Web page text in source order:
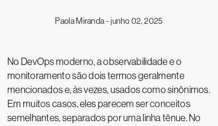
Paola Miranda - junho 02, 2025
No DevOps moderno, a observabilidade e o
monitoramento são dois termos geralmente
mencionados e, às vezes, usados como sinônimos.
Em muitos casos, eles parecem ser conceitos
semelhantes, separados por uma linha tênue. No